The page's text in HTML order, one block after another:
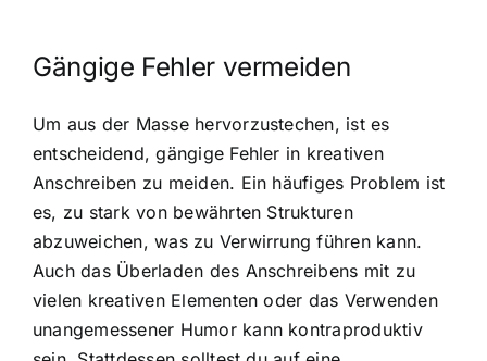
Gängige Fehler vermeiden
Um aus der Masse hervorzustechen, ist es
entscheidend, gängige Fehler in kreativen
Anschreiben zu meiden. Ein häufiges Problem ist
es, zu stark von bewährten Strukturen
abzuweichen, was zu Verwirrung führen kann.
Auch das Überladen des Anschreibens mit zu
vielen kreativen Elementen oder das Verwenden
unangemessener Humor kann kontraproduktiv